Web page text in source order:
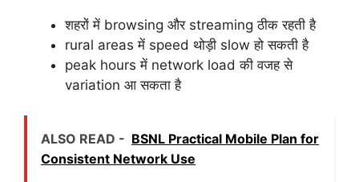
शहरों में browsing और streaming ठीक रहती है
rural areas में speed थोड़ी slow हो सकती है
peak hours में network load की वजह से
variation आ सकता है
ALSO READ - BSNL Practical Mobile Plan for
Consistent Network Use